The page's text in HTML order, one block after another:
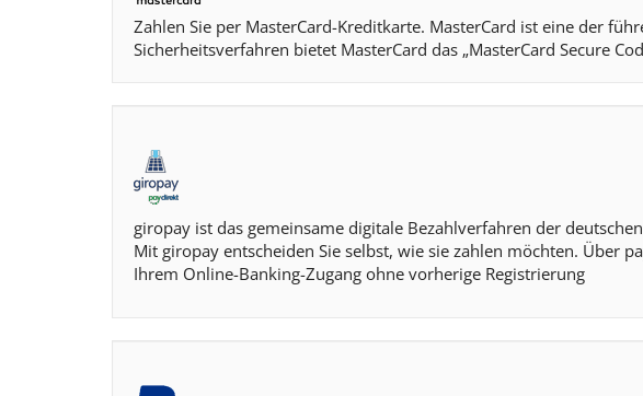
Zahlen Sie per MasterCard-Kreditkarte. MasterCard ist eine der
Sicherheitsverfahren bietet MasterCard das „MasterCard Secure
giropay ist das gemeinsame digitale Bezahlverfahren der
Mit giropay entscheiden Sie selbst, wie sie zahlen möchten. Über
Ihrem Online-Banking-Zugang ohne vorherige Registrierung